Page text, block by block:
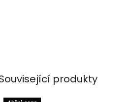
produkty